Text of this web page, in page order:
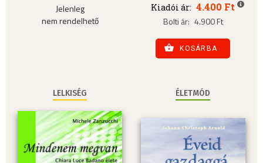
Jelenleg
nem rendelhető
Kiadói ár: 4.400 Ft
Bolti ár: 4.900 Ft
KOSÁRBA
LELKISÉG ÉLETMÓD